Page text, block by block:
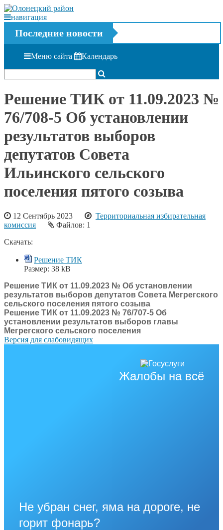
навигация
Последние новости
Меню сайта Календарь
Решение ТИК от 11.09.2023 №
76/708-5 Об установлении
результатов выборов
депутатов Совета
Ильинского сельского
поселения пятого созыва
12 Сентябрь 2023
Территориальная избирательная
комиссия
Файлов: 1
Скачать:
Решение ТИК
Размер: 38 kB
Решение ТИК от 11.09.2023 № Об установлении
результатов выборов депутатов Совета Мегрегского
сельского поселения пятого созыва
Решение ТИК от 11.09.2023 № 76/707-5 Об
установлении результатов выборов главы
Мегрегского сельского поселения
Версия для слабовидящих
Жалобы на всё
Не убран снег, яма на дороге, не
горит фонарь?